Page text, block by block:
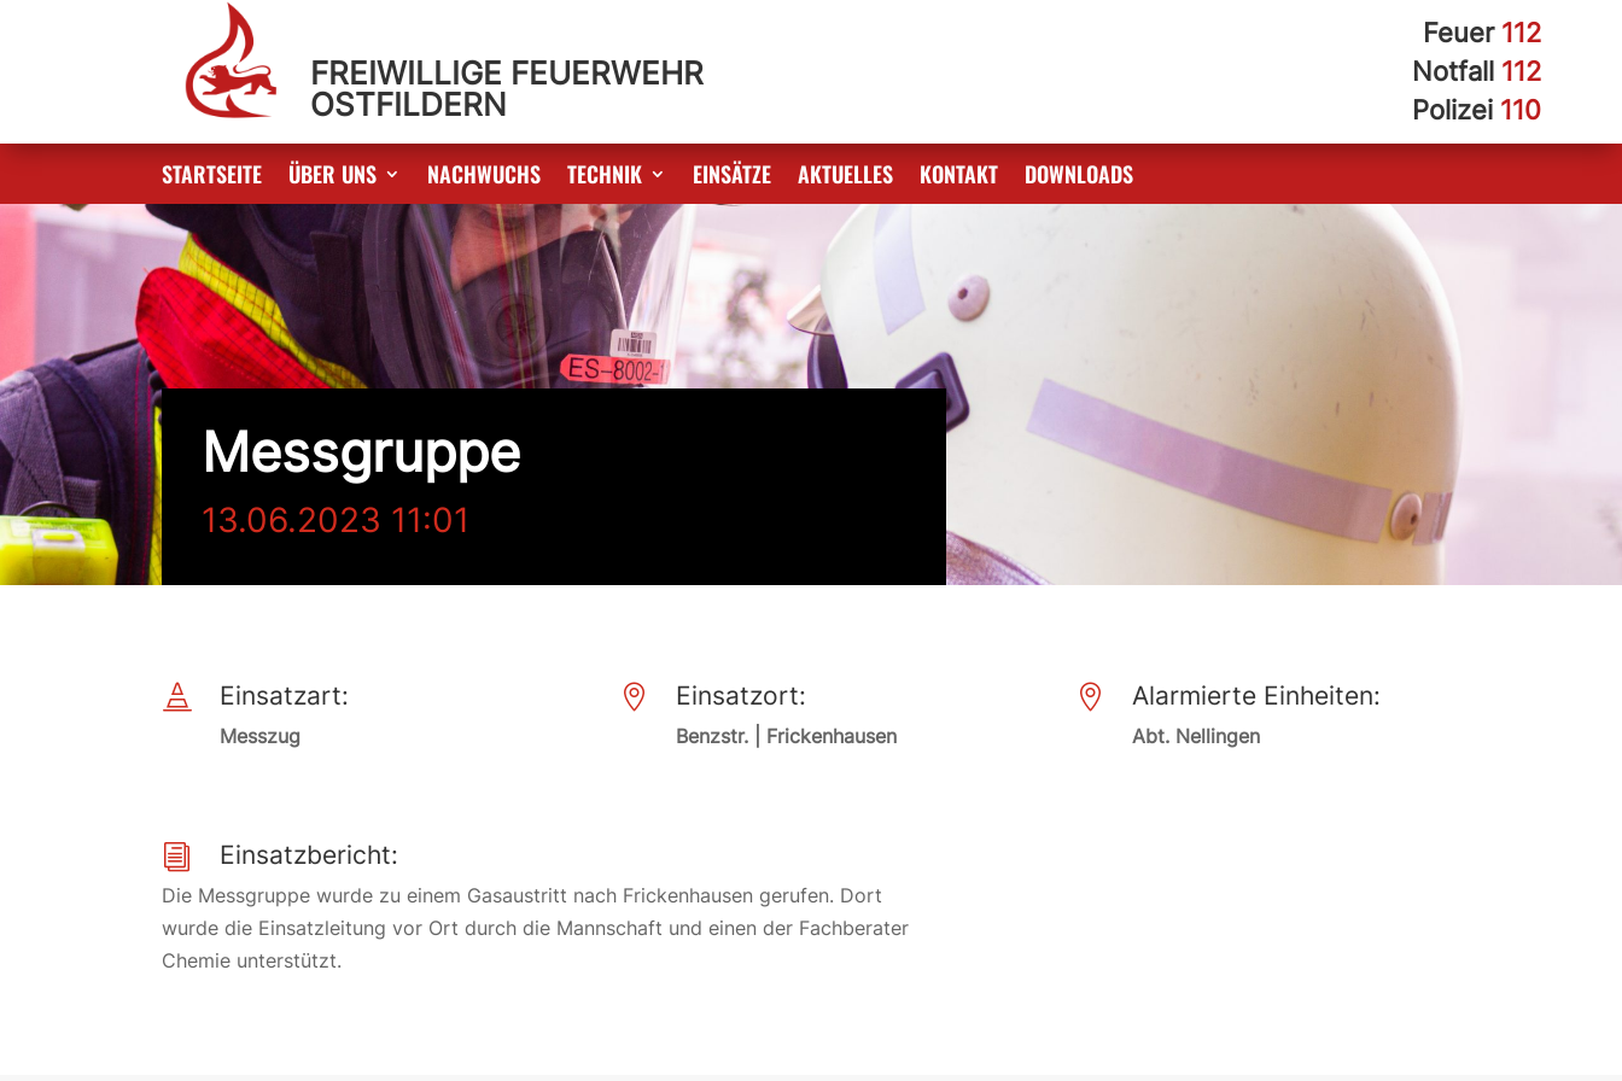
FREIWILLIGE FEUERWEHR
OSTFILDERN
Feuer 112
Notfall 112
Polizei 110
STARTSEITE ÜBER UNS NACHWUCHS TECHNIK EINSÄTZE AKTUELLES KONTAKT DOWNLOADS
Messgruppe
13.06.2023 11:01
 Einsatzart:
Messzug
 Einsatzort:
Benzstr. | Frickenhausen
 Alarmierte Einheiten:
Abt. Nellingen
i Einsatzbericht:
Die Messgruppe wurde zu einem Gasaustritt nach Frickenhausen gerufen. Dort
wurde die Einsatzleitung vor Ort durch die Mannschaft und einen der Fachberater
Chemie unterstützt.